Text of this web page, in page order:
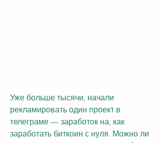
Уже больше тысячи, начали
рекламировать один проект в
телеграме — заработок на, как
заработать биткоин с нуля. Можно ли